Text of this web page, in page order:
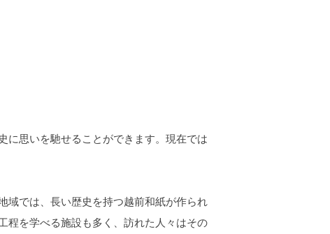
に思いを馳せることができます。現在では
では、長い歴史を持つ越前和紙が作られ
程を学べる施設も多く、訪れた人々はその